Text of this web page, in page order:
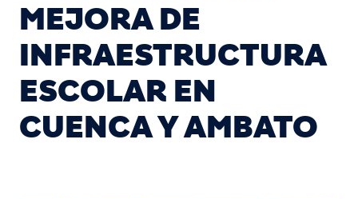
MEJORA DE
INFRAESTRUCTURA
ESCOLAR EN
CUENCA Y AMBATO